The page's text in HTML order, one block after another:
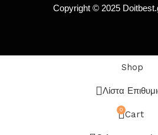
Copyright © 2025
Shop
Λίστα
0 Cart